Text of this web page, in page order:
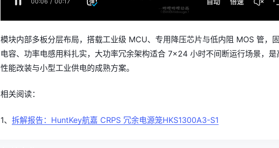
模块内部多板分层布局，搭载工业级 MCU、专用降压芯片与低内阻 MOS 管，
电容、功率电感用料扎实，大功率冗余架构适合 7×24 小时不间断运行场景，是
性能改装与小型工业供电的成熟方案。
相关阅读：
1、 拆解报告：HuntKey航嘉 CRPS 冗余电源笼HKS1300A3-S1